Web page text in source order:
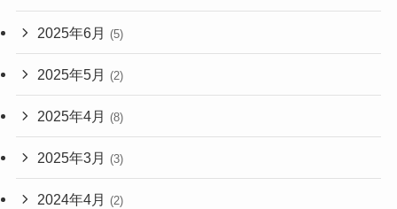
2025年6月 (5)
2025年5月 (2)
2025年4月 (8)
2025年3月 (3)
2024年4月 (2)